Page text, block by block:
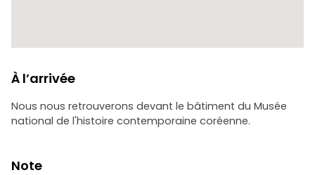
À l’arrivée
Nous nous retrouverons devant le bâtiment du Musée
national de l'histoire contemporaine coréenne.
Note